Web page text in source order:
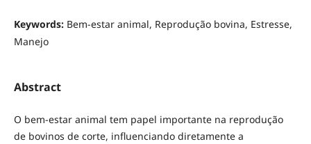
Keywords: Bem-estar animal, Reprodução bovina, Estresse,
Manejo
Abstract
O bem-estar animal tem papel importante na reprodução
de bovinos de corte, influenciando diretamente a